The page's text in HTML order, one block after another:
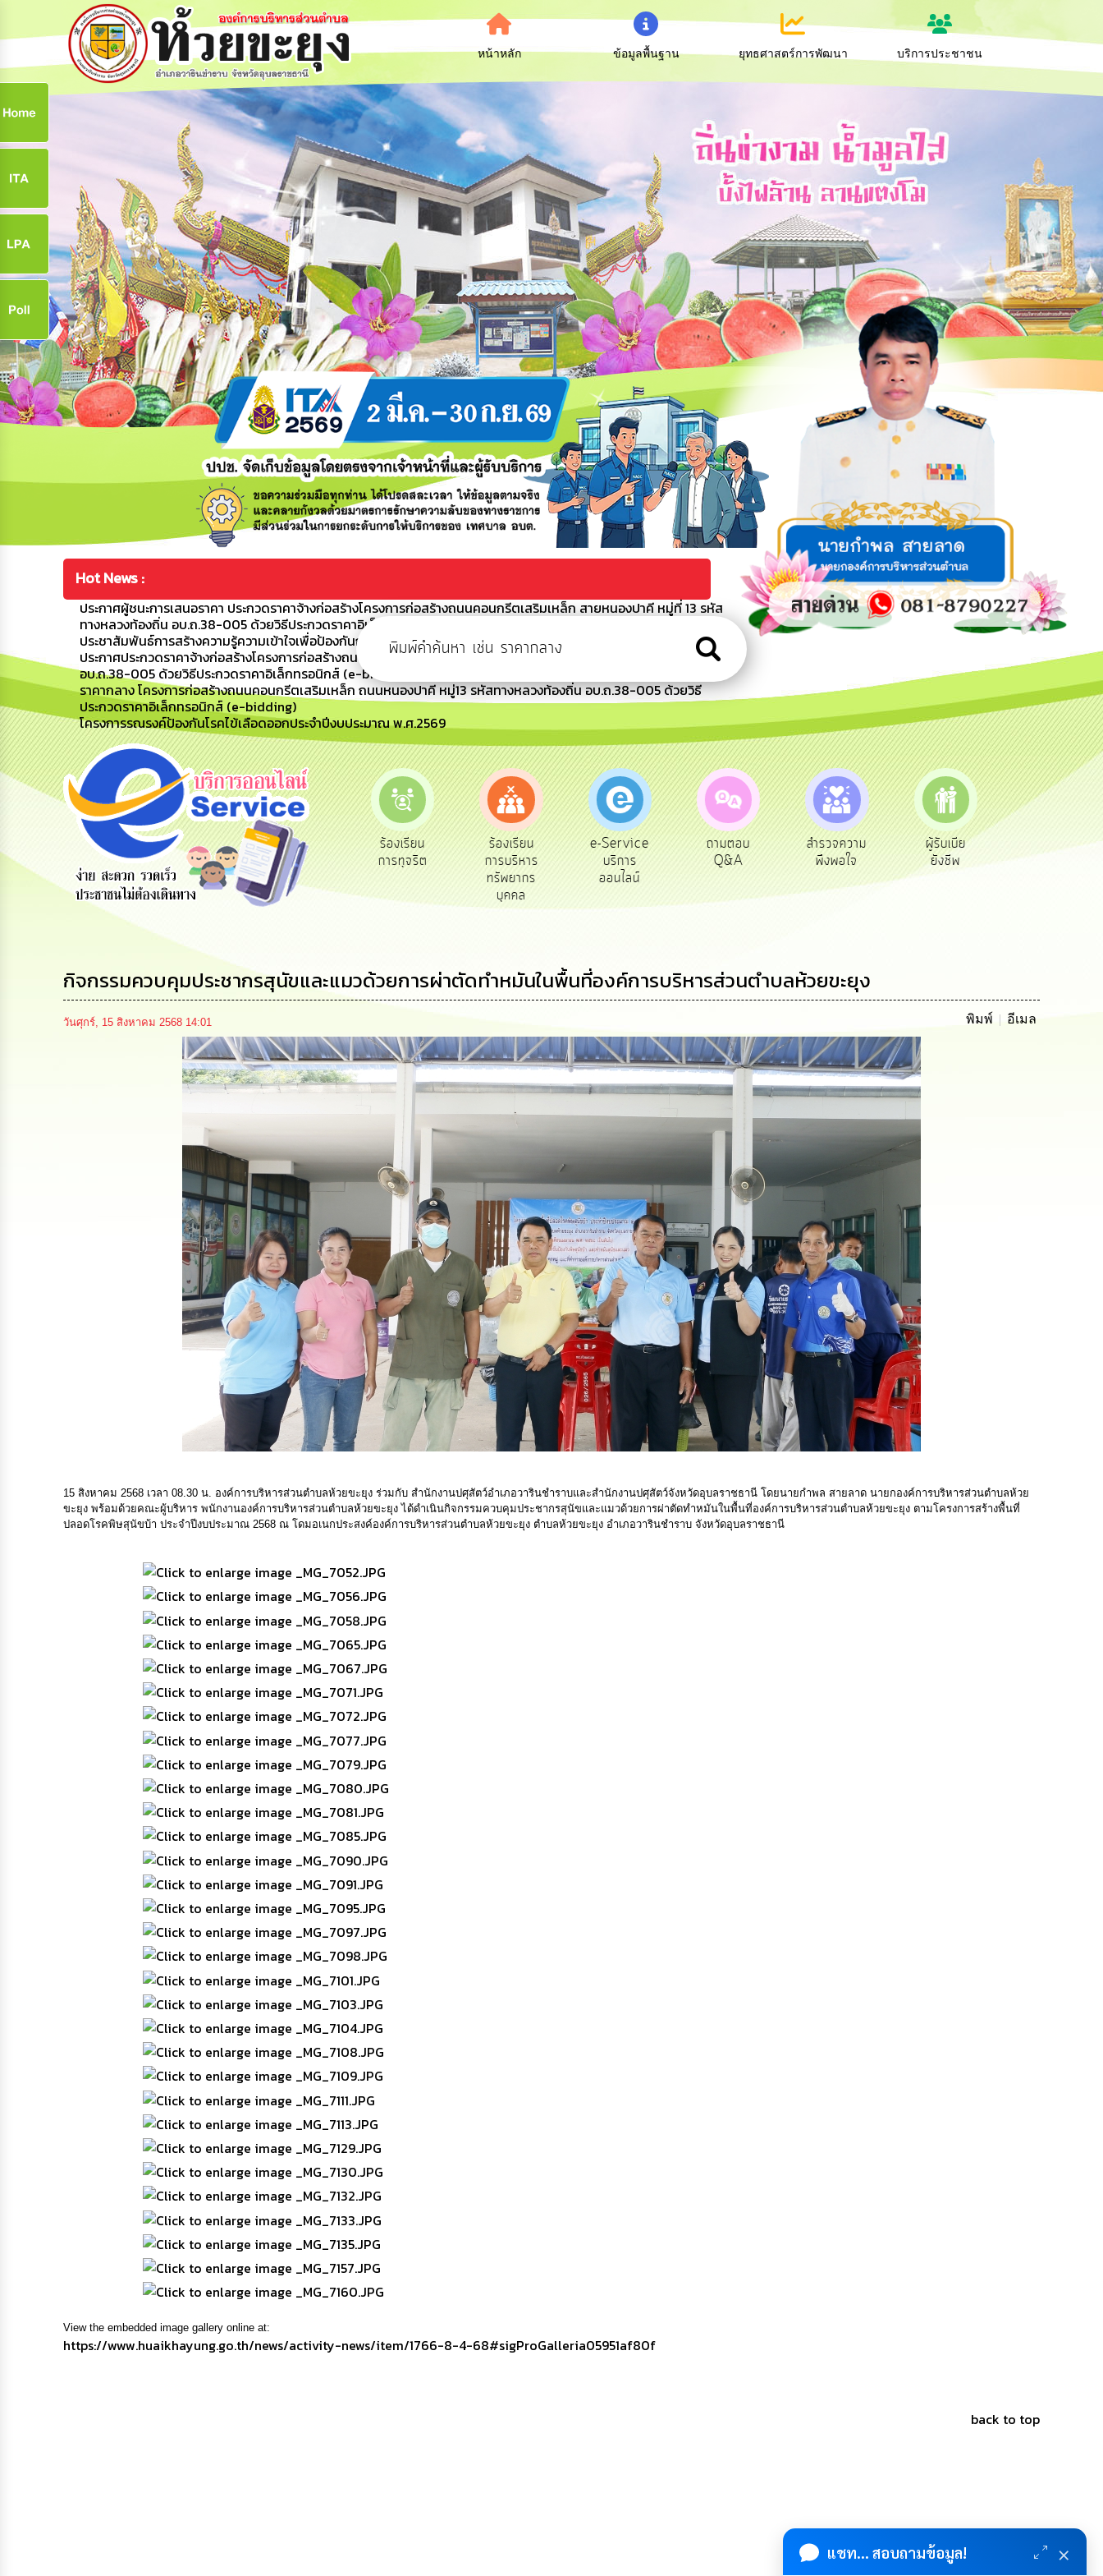
หน้าหลัก ข้อมูลพื้นฐาน ยุทธศาสตร์การพัฒนา บริการประชาชน
Hot News :
ประกาศผู้ชนะการเสนอราคา ประกวดราคาจ้างก่อสร้างโครงการก่อสร้างถนนคอนกรีตเสริมเหล็ก สายหนองปาคี หมู่ที่ 13 รหัส
ทางหลวงท้องถิ่น อบ.ถ.38-005 ด้วยวิธีประกวดราคาอิเล็กทรอนิกส์ (e-bidding)
ประชาสัมพันธ์การสร้างความรู้ความเข้าใจเพื่อป้องกันการหลอกลวงทางออนไลน์ (Scammer)
ประกาศประกวดราคาจ้างก่อสร้างโครงการก่อสร้างถนนคอนกรีตเสริมเหล็ก ถนนหนองปาคี หมู่13 รหัสทางหลวงท้องถิ่น
อบ.ถ.38-005 ด้วยวิธีประกวดราคาอิเล็กทรอนิกส์ (e-bidding)
ราคากลาง โครงการก่อสร้างถนนคอนกรีตเสริมเหล็ก ถนนหนองปาคี หมู่13 รหัสทางหลวงท้องถิ่น อบ.ถ.38-005 ด้วยวิธี
ประกวดราคาอิเล็กทรอนิกส์ (e-bidding)
โครงการรณรงค์ป้องกันโรคไข้เลือดออกประจำปีงบประมาณ พ.ศ.2569
รับฟังความ
คิดเห็น
ประชาชน
ร้องเรียน
ร้องทุกข์
ร้องเรียน
การทุจริต
ร้องเรียน
การบริหาร
บุคคล
e-Service
บริการ
ออนไลน์
ถามตอบ
Q&A
สำรวจความ
พึงพอใจ
ผู้รับเบีย
ยังชีพ
ประเมินภาษี
ท้องถิ่น
ทะเบียน
พาณิชย์
กิจกรรมควบคุมประชากรสุนัขและแมวด้วยการผ่าตัดทำหมันในพื้นที่องค์การบริหารส่วนตำบลห้วยขะยุง
วันศุกร์, 15 สิงหาคม 2568 14:01 พิมพ์ อีเมล
15 สิงหาคม 2568 เวลา 08.30 น. องค์การบริหารส่วนตำบลห้วยขะยุง ร่วมกับ สำนักงานปศุสัตว์อำเภอวารินชำราบและสำนักงานปศุสัตว์จังหวัดอุบลราชธานี โดยนายกำพล สายลาด นายกองค์การบริหารส่วนตำบลห้วย
ขะยุง พร้อมด้วยคณะผู้บริหาร พนักงานองค์การบริหารส่วนตำบลห้วยขะยุง ได้ดำเนินกิจกรรมควบคุมประชากรสุนัขและแมวด้วยการผ่าตัดทำหมันในพื้นที่องค์การบริหารส่วนตำบลห้วยขะยุง ตามโครงการสร้างพื้นที่
ปลอดโรคพิษสุนัขบ้า ประจำปีงบประมาณ 2568 ณ โดมอเนกประสงค์องค์การบริหารส่วนตำบลห้วยขะยุง ตำบลห้วยขะยุง อำเภอวารินชำราบ จังหวัดอุบลราชธานี
View the embedded image gallery online at:
https://www.huaikhayung.go.th/news/activity-news/item/1766-8-4-68#sigProGalleria05951af80f
back to top
แชท... สอบถามข้อมูล! ×